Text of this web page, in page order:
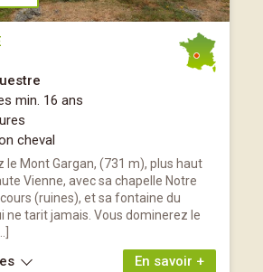
min. 16 ans
cheval
le Mont Gargan, (731 m), plus haut
Vienne, avec sa chapelle Notre
(ruines), et sa fontaine du
ne tarit jamais. Vous dominerez le
En savoir +